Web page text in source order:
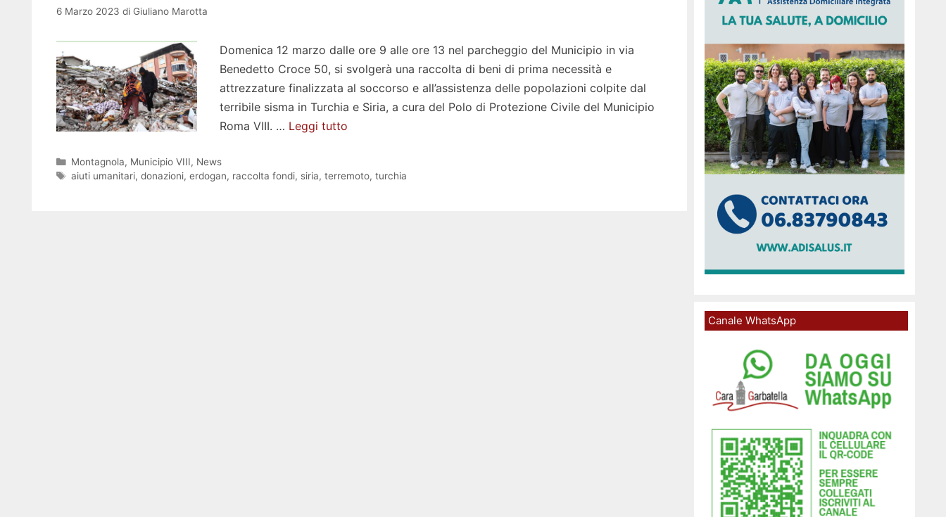
6 Marzo 2023 di Giuliano Marotta
Domenica 12 marzo dalle ore 9 alle ore 13 nel parcheggio del Municipio in via
Benedetto Croce 50, si svolgerà una raccolta di beni di prima necessità e
attrezzature finalizzata al soccorso e all’assistenza delle popolazioni colpite dal
terribile sisma in Turchia e Siria, a cura del Polo di Protezione Civile del Municipio
Roma VIII. … Leggi tutto
Categorie
Montagnola, Municipio VIII, News
Tag
aiuti umanitari, donazioni, erdogan, raccolta fondi, siria, terremoto, turchia
Canale WhatsApp